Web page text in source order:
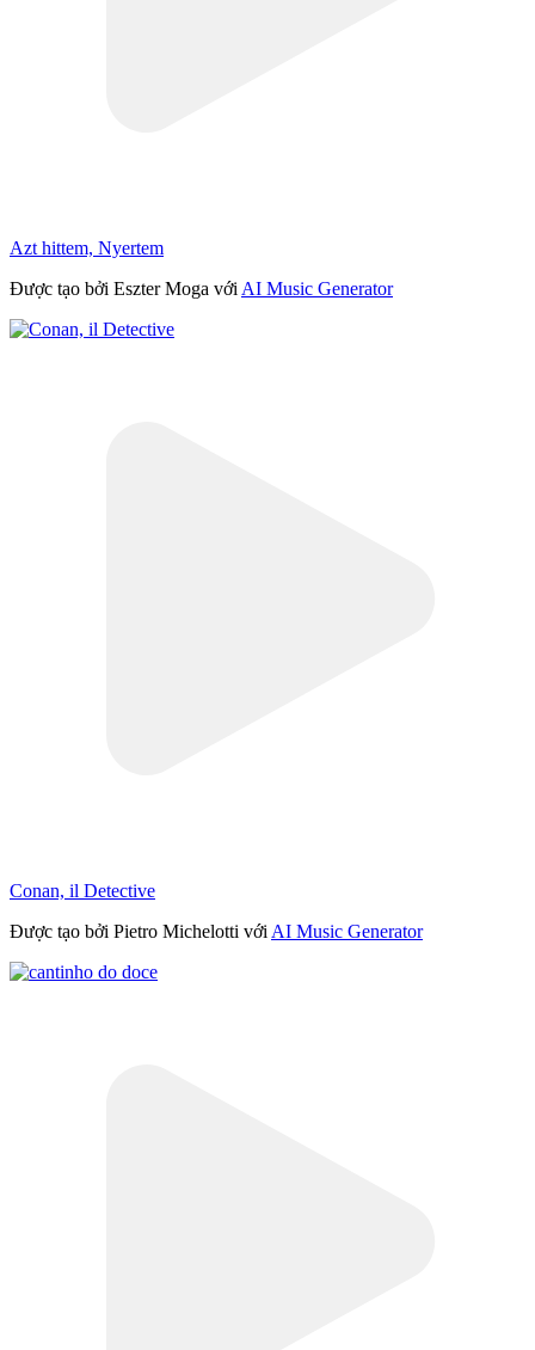
Azt hittem, Nyertem
Được tạo bởi Eszter Moga với AI Music Generator
Conan, il Detective
Được tạo bởi Pietro Michelotti với AI Music Generator